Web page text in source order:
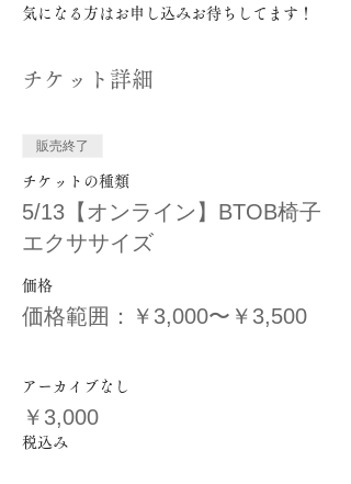
気になる方はお申し込みお待ちしてます！
チケット詳細
販売終了
チケットの種類
5/13【オンライン】BTOB椅子
エクササイズ
価格
価格範囲：￥3,000〜￥3,500
アーカイブなし
￥3,000
税込み